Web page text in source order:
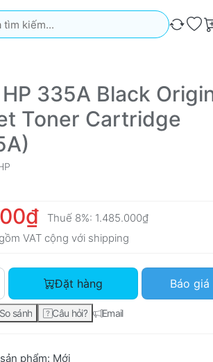
Kết quả sẽ tự động xuất hiện khi bạn
SoƯa
335A Black
Toner Cartridge
Thuế 8%: 1.485.000₫
VAT cộng với shipping
Mực in HP 335A Black Original LaserJet
Đặt hàng Báo giá
So sánh Câu hỏi? Email
phẩm: Mới